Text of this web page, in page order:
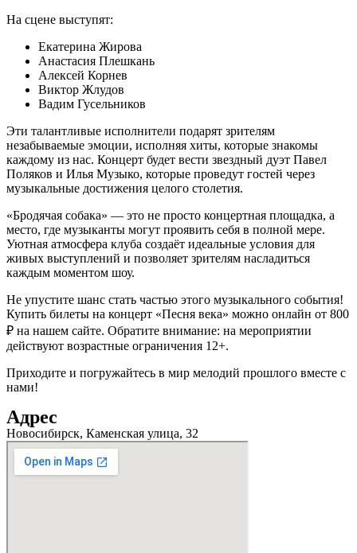
На сцене выступят:
Екатерина Жирова
Анастасия Плешкань
Алексей Корнев
Виктор Жлудов
Вадим Гусельников
Эти талантливые исполнители подарят зрителям
незабываемые эмоции, исполняя хиты, которые знакомы
каждому из нас. Концерт будет вести звездный дуэт Павел
Поляков и Илья Музыко, которые проведут гостей через
музыкальные достижения целого столетия.
«Бродячая собака» — это не просто концертная площадка, а
место, где музыканты могут проявить себя в полной мере.
Уютная атмосфера клуба создаёт идеальные условия для
живых выступлений и позволяет зрителям насладиться
каждым моментом шоу.
Не упустите шанс стать частью этого музыкального события!
Купить билеты на концерт «Песня века» можно онлайн от 800
₽ на нашем сайте. Обратите внимание: на мероприятии
действуют возрастные ограничения 12+.
Приходите и погружайтесь в мир мелодий прошлого вместе с
нами!
Адрес
Новосибирск, Каменская улица, 32